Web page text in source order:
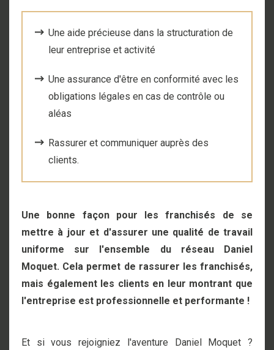
Une aide précieuse dans la structuration de
leur entreprise et activité
Une assurance d'être en conformité avec les
obligations légales en cas de contrôle ou
aléas
Rassurer et communiquer auprès des
clients.
Une bonne façon pour les franchisés de se
mettre à jour et d'assurer une qualité de travail
uniforme sur l'ensemble du réseau Daniel
Moquet. Cela permet de rassurer les franchisés,
mais également les clients en leur montrant que
l'entreprise est professionnelle et performante !
Et si vous rejoigniez l'aventure Daniel Moquet ?